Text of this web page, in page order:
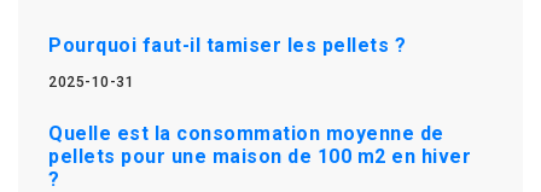
Pourquoi faut-il tamiser les pellets ?
2025-10-31
Quelle est la consommation moyenne de
pellets pour une maison de 100 m2 en hiver
?